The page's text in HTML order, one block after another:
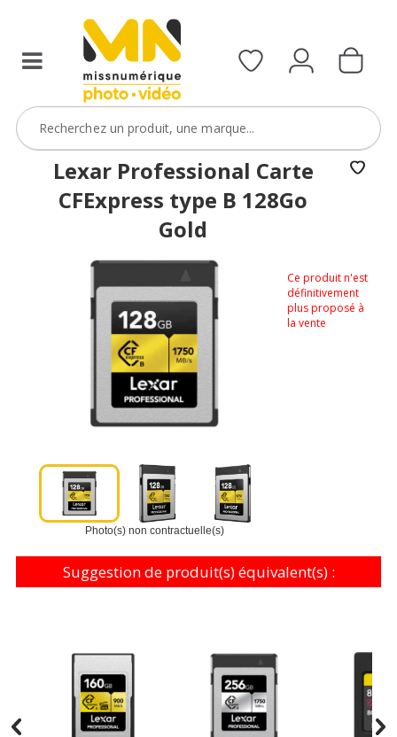
Lexar Professional Carte
CFExpress type B 128Go
Gold
Photo(s) non contractuelle(s)
Ce produit n'est
définitivement
plus proposé à
la vente
Suggestion de produit(s) équivalent(s) :